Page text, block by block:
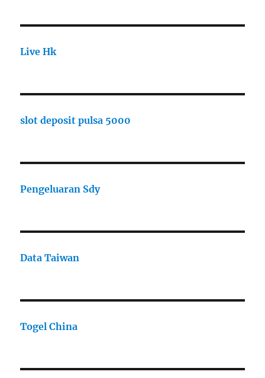
Live Hk
slot deposit pulsa 5000
Pengeluaran Sdy
Data Taiwan
Togel China